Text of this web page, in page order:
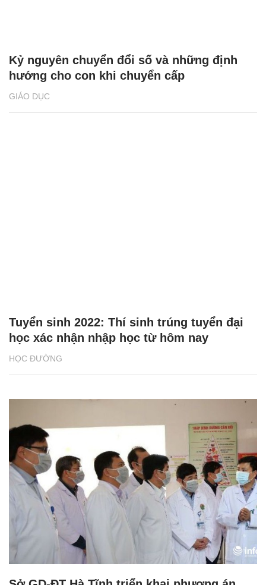
GIÁO DỤC
Kỷ nguyên chuyển đổi số và những định
hướng cho con khi chuyển cấp
HỌC ĐƯỜNG
Tuyển sinh 2022: Thí sinh trúng tuyển đại
học xác nhận nhập học từ hôm nay